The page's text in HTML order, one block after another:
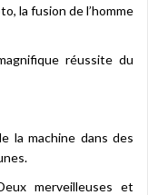
la fusion de l’homme
réussite du
la machine dans des
merveilleuses et